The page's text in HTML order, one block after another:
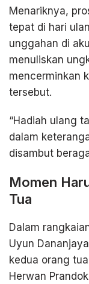
Menariknya,
tepat di hari
unggahan di
menuliskan
mencerminkan
tersebut.
“Hadiah ulang
dalam
disambut
Momen
Tua
Dalam
Uyun
kedua orang
Herwan